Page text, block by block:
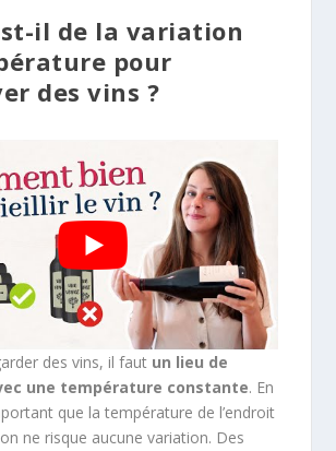
il de la variation
pour
des vins ?
des vins, il faut un lieu de
une température constante. En
que la température de l’endroit
ne risque aucune variation. Des